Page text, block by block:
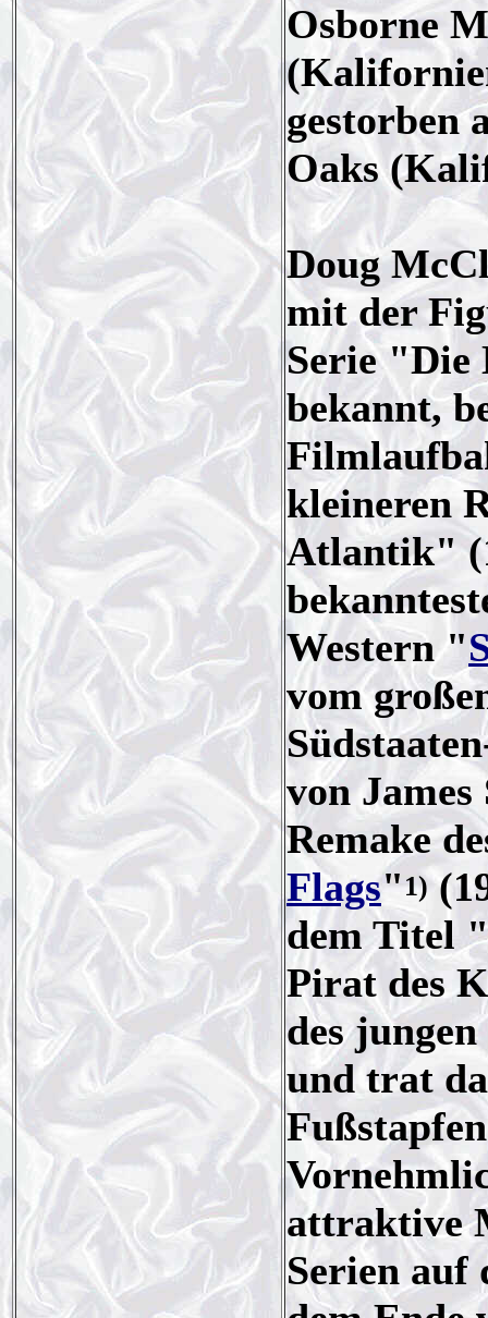
Osborne
gestorben
Oaks
Doug
mit der
Serie "Die
bekannt,
kleineren
Atlantik"
Western "
vom
von
Remake
Flags"1)
dem Titel "
Pirat des
des
und trat
attraktive
Serien auf